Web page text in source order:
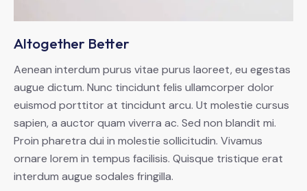
Altogether Better
Aenean interdum purus vitae purus laoreet, eu egestas
augue dictum. Nunc tincidunt felis ullamcorper dolor
euismod porttitor at tincidunt arcu. Ut molestie cursus
sapien, a auctor quam viverra ac. Sed non blandit mi.
Proin pharetra dui in molestie sollicitudin. Vivamus
ornare lorem in tempus facilisis. Quisque tristique erat
interdum augue sodales fringilla.